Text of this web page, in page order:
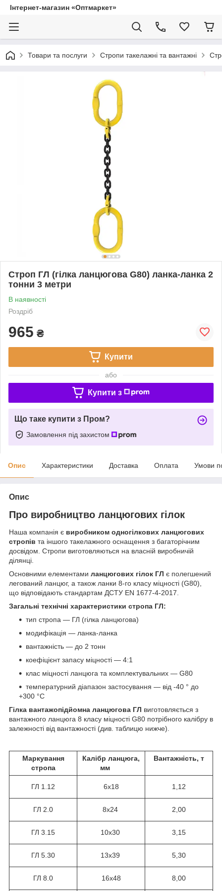
Інтернет-магазин «Оптмаркет»
Товари та послуги Стропи такелажні та вантажні
Строп ГЛ (гілка ланцюгова G80) ланка-ланка 2
тонни 3 метри
В наявності
Роздріб
965 ₴
Купити
або
Купити з
Що таке купити з Пром?
Замовлення під захистом
Опис Характеристики Доставка Оплата Умови
Опис
Про виробництво ланцюгових гілок
Наша компанія є виробником одногілкових ланцюгових
стропів та іншого такелажного оснащення з багаторічним
досвідом. Стропи виготовляються на власній виробничій
ділянці.
Основними елементами ланцюгових гілок ГЛ є полегшений
легований ланцюг, а також ланки 8-го класу міцності (G80),
що відповідають стандартам ДСТУ EN 1677-4-2017.
Загальні технічні характеристики стропа ГЛ:
тип стропа — ГЛ (гілка ланцюгова)
модифікація — ланка-ланка
вантажність — до 2 тонн
коефіцієнт запасу міцності — 4:1
клас міцності ланцюга та комплектувальних — G80
температурний діапазон застосування — від -40 ° до
+300 °С
Гілка вантажопідйомна ланцюгова ГЛ виготовляється з
вантажного ланцюга 8 класу міцності G80 потрібного калібру в
залежності від вантажності (див. таблицю нижче).
Маркування
стропа
Калібр ланцюга,
мм
Вантажність, т
ГЛ 1.12 6х18 1,12
ГЛ 2.0 8х24 2,00
ГЛ 3.15 10х30 3,15
ГЛ 5.30 13х39 5,30
ГЛ 8.0 16х48 8,00